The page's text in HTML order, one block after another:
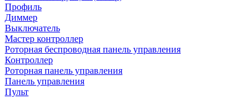
Профиль
Диммер
Выключатель
Мастер контроллер
Роторная беспроводная панель управления
Контроллер
Роторная панель управления
Панель управления
Пульт